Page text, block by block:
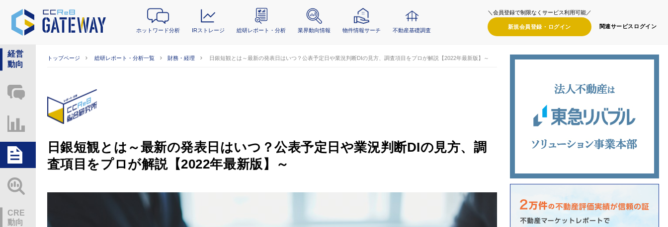
ホットワード分析 IRストレージ 総研レポート・分析 業界動向情報 物件情報サーチ 不動産基礎調査
＼会員登録で制限なくサービス利用可能／
新規会員登録・ ログイン 関連サービス ログイン
経営
動向
ホットワード分析
IRストレージ
総研レポート・分析
CRE
動向
トップページ 総研レポート・分析一覧 財務・経理 日銀短観とは～最新の発表日はいつ？公表予定日や業況判断DIの見方、調査項目をプロが解説【2022年最新版】～
日銀短観とは～最新の発表日はいつ？公表予定日や業況判断DIの見方、調
査項目をプロが解説【2022年最新版】～